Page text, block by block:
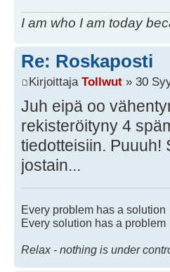
I am who I am today
Re: Roskaposti
Kirjoittaja Tollwut » 30
Juh eipä oo
rekisteröityny 4
tiedotteisiin. Puuuh!
jostain...
Every problem has a solution
Every solution has a problem
Relax - nothing is under